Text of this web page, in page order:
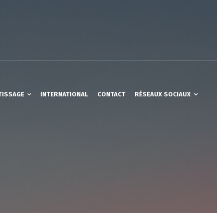
INTERNATIONAL CONTACT RÉSEAUX SOCIAUX